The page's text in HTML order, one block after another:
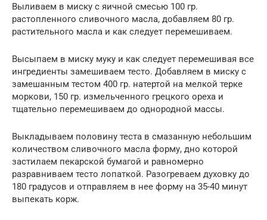
Выливаем в миску с яичной смесью 100 гр.
растопленного сливочного масла, добавляем 80 гр.
растительного масла и как следует перемешиваем.
Высыпаем в миску муку и как следует перемешивая все
ингредиенты замешиваем тесто. Добавляем в миску с
замешанным тестом 400 гр. натертой на мелкой терке
моркови, 150 гр. измельченного грецкого ореха и
тщательно перемешиваем до однородной массы.
Выкладываем половину теста в смазанную небольшим
количеством сливочного масла форму, дно которой
застилаем пекарской бумагой и равномерно
разравниваем тесто лопаткой. Разогреваем духовку до
180 градусов и отправляем в нее форму на 35-40 минут
выпекать корж.